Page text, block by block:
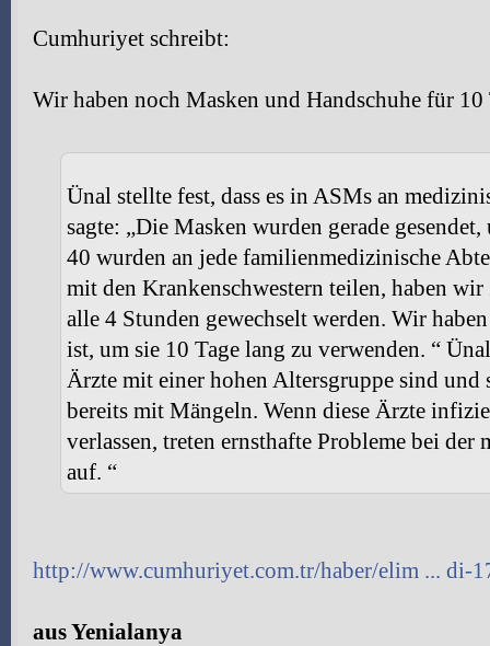
Cumhuriyet schreibt:
Wir haben noch Masken und Handschuhe für 10
Ünal stellte fest, dass es in ASMs an
sagte: „Die Masken wurden gerade
40 wurden an jede familienmedizinische
mit den Krankenschwestern teilen, haben
alle 4 Stunden gewechselt werden. Wir
ist, um sie 10 Tage lang zu verwenden. “
Ärzte mit einer hohen Altersgruppe sind und
bereits mit Mängeln. Wenn diese Ärzte
verlassen, treten ernsthafte Probleme bei
auf. “
http://www.cumhuriyet.com.tr/haber/elim ... di-
aus Yenialanya